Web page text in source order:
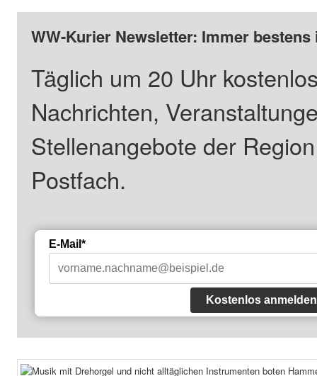
WW-Kurier Newsletter: Immer
Täglich um 20 Uhr
Nachrichten,
Stellenangebote der
Postfach.
E-Mail*
Kostenlos anmelden